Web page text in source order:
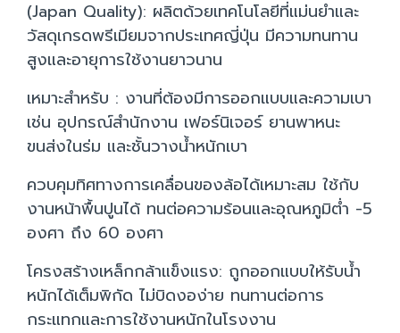
(Japan Quality): ผลิตด้วยเทคโนโลยีที่แม่นยำและ
วัสดุเกรดพรีเมียมจากประเทศญี่ปุ่น มีความทนทาน
สูงและอายุการใช้งานยาวนาน
เหมาะสำหรับ : งานที่ต้องมีการออกแบบและความเบา
เช่น อุปกรณ์สำนักงาน เฟอร์นิเจอร์ ยานพาหนะ
ขนส่งในร่ม และชั้นวางน้ำหนักเบา
ควบคุมทิศทางการเคลื่อนของล้อได้เหมาะสม ใช้กับ
งานหน้าพื้นปูนได้ ทนต่อความร้อนและอุณหภูมิต่ำ -5
องศา ถึง 60 องศา
โครงสร้างเหล็กกล้าแข็งแรง: ถูกออกแบบให้รับน้ำ
หนักได้เต็มพิกัด ไม่บิดงอง่าย ทนทานต่อการ
กระแทกและการใช้งานหนักในโรงงาน